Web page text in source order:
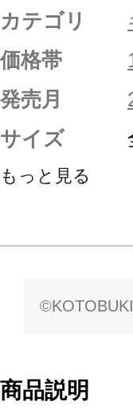
カテゴリ
価格帯
発売月
サイズ
もっと見る
商品説明